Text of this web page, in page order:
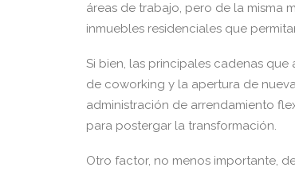
áreas de trabajo, pero de la misma
inmuebles residenciales que
Si bien, las principales cadenas
de coworking y la apertura de
administración de arrendamiento
para postergar la transformación.
Otro factor, no menos importante,